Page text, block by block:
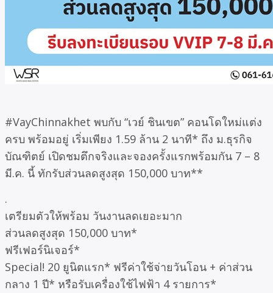
#VayChinnakhet พบกับ “เวย์ ชินเขต” คอนโดใหม่แต่ง
ครบ พร้อมอยู่ เริ่มเพียง 1.59 ล้าน 2 นาที* ถึง ม.ธุรกิจ
บัณฑิตย์ เปิดชมตึกจริงและจองครั้งแรกพร้อมกัน 7 – 8
มี.ค. นี้ ทักรับส่วนลดสูงสุด 150,000 บาท**
.
เตรียมตัวให้พร้อม วันงานลดเยอะมาก
ส่วนลดสูงสุด 150,000 บาท*
ฟรีเฟอร์นิเจอร์*
Special! 20 ยูนิตแรก* ฟรีค่าใช้จ่ายวันโอน + ค่าส่วน
กลาง 1 ปี* หรือรับเครื่องใช้ไฟฟ้า 4 รายการ*